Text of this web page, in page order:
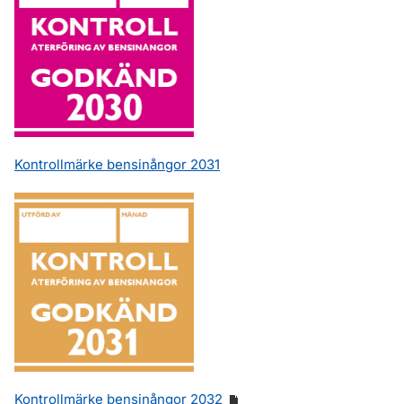
Kontrollmärke bensinångor 2031
Kontrollmärke bensinångor 2032